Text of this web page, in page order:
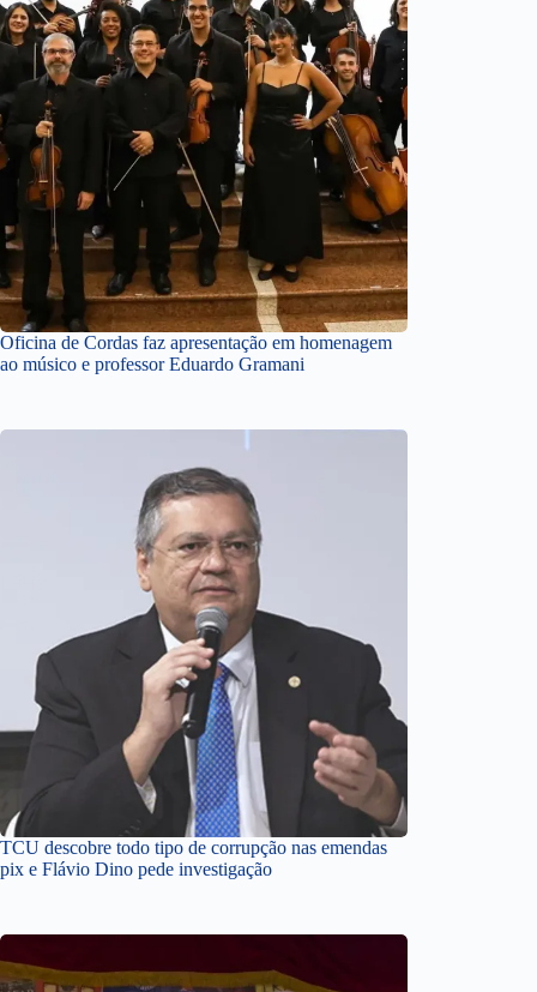
Oficina de Cordas faz apresentação em homenagem
ao músico e professor Eduardo Gramani
TCU descobre todo tipo de corrupção nas emendas
pix e Flávio Dino pede investigação